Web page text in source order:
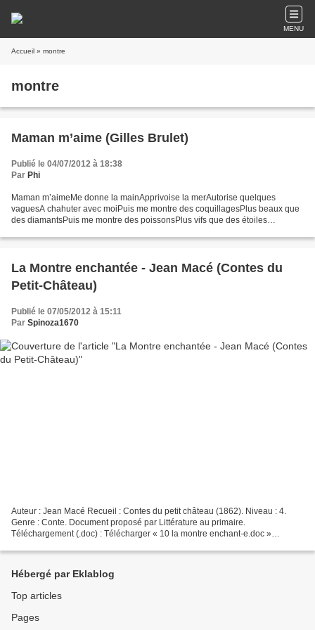
MENU
Accueil » montre
montre
Maman m’aime (Gilles Brulet)
Publié le 04/07/2012 à 18:38
Par Phi
Maman m’aimeMe donne la mainApprivoise la merAutorise quelques
vaguesA chahuter avec moiPuis me montre des coquillagesPlus beaux que
des diamantsPuis me montre des poissonsPlus vifs que des étoiles
La Montre enchantée - Jean Macé (Contes du
Petit-Château)
Publié le 07/05/2012 à 15:11
Par Spinoza1670
Auteur : Jean Macé Recueil : Contes du petit château (1862). Niveau : 4.
Genre : Conte. Document proposé par Littérature au primaire.
Téléchargement (.doc) : Télécharger « 10 la montre enchant-e.doc »
Hébergé par Eklablog
Top articles
Pages